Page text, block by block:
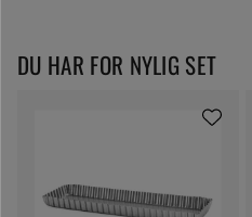
DU HAR FOR NYLIG SET